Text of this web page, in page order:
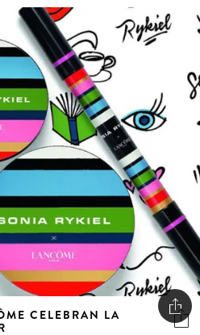
CELEBRAN LA